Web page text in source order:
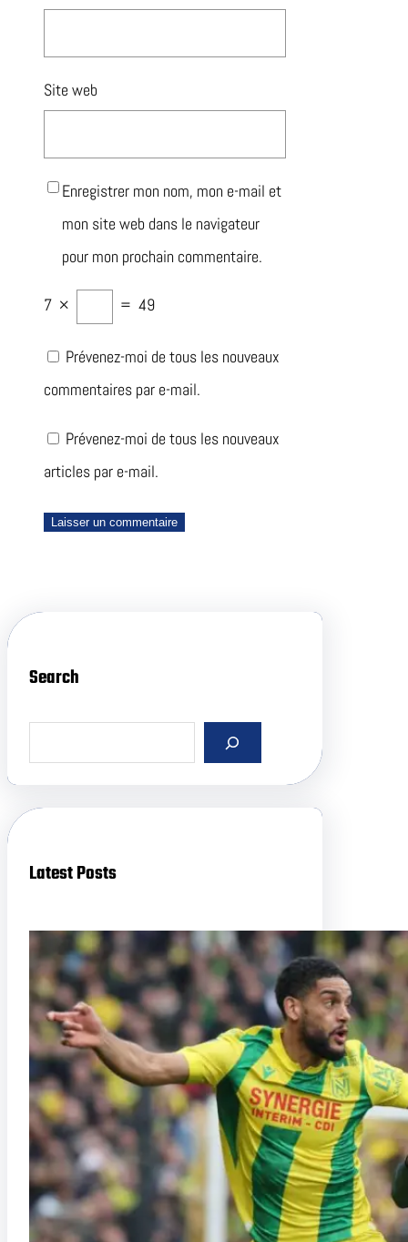
Site web
Enregistrer mon nom, mon e-mail et
mon site web dans le navigateur
pour mon prochain commentaire.
7 × = 49
Prévenez-moi de tous les nouveaux
commentaires par e-mail.
Prévenez-moi de tous les nouveaux
articles par e-mail.
Search
a
h
Latest Posts